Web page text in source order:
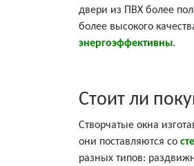
двери из ПВХ более
более высокого
энергоэффективны.
Стоит ли
Створчатые окна
они поставляются со
разных типов: